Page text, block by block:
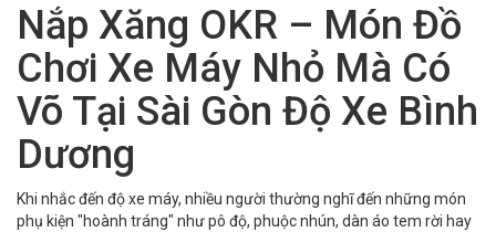
Nắp Xăng OKR – Món Đồ
Chơi Xe Máy Nhỏ Mà Có
Võ Tại Sài Gòn Độ Xe Bình
Dương
Khi nhắc đến độ xe máy, nhiều người thường nghĩ đến những món
phụ kiện "hoành tráng" như pô độ, phuộc nhún, dàn áo tem rời hay